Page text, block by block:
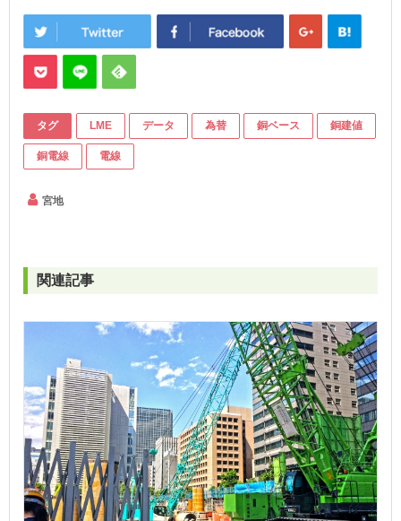
タグ LME データ 為替 銅ベース 銅建値
銅電線 電線
宮地
関連記事